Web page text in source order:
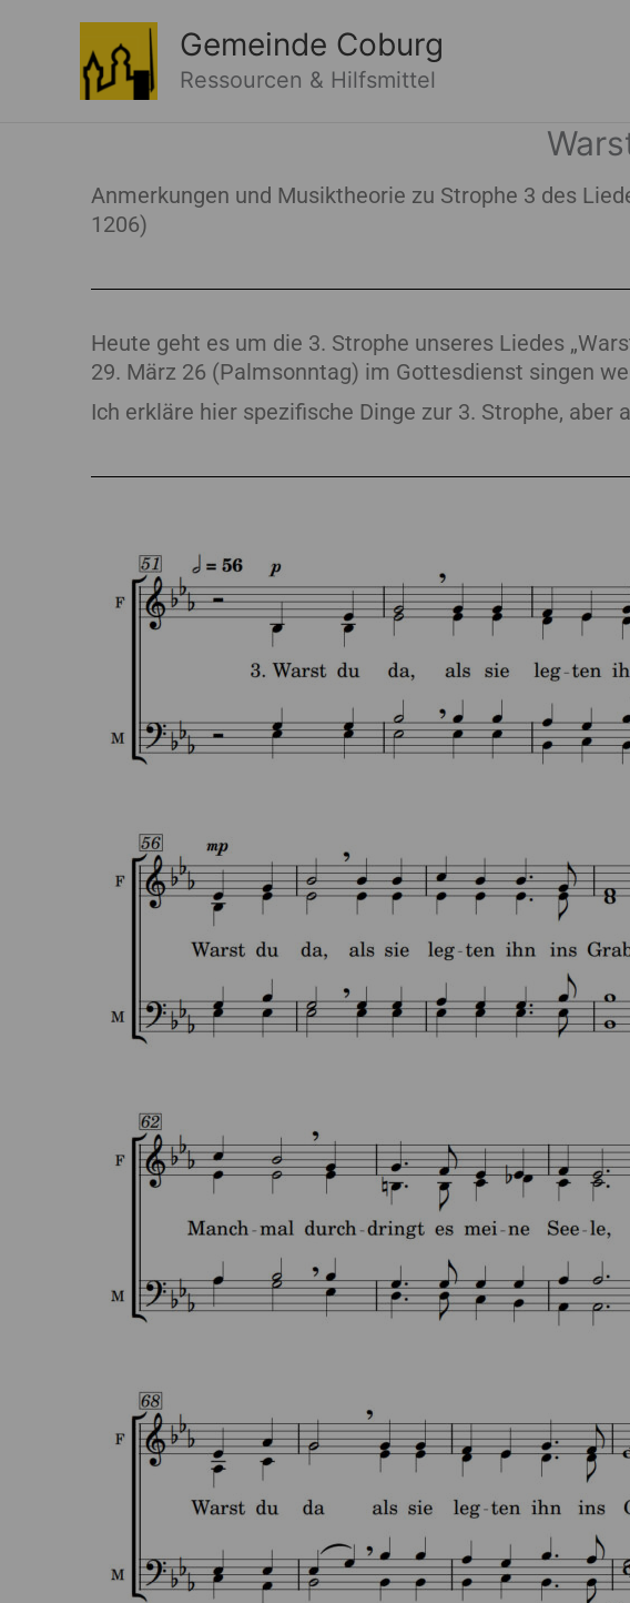
springen
Gemeinde Coburg
Ressourcen & Hilfsmittel
Anmerkungen und Musiktheorie zu Strophe 3 des
1206)
Heute geht es um die 3. Strophe unseres Liedes
29. März 26 (Palmsonntag) im Gottesdienst singen
Ich erkläre hier spezifische Dinge zur 3. Strophe,